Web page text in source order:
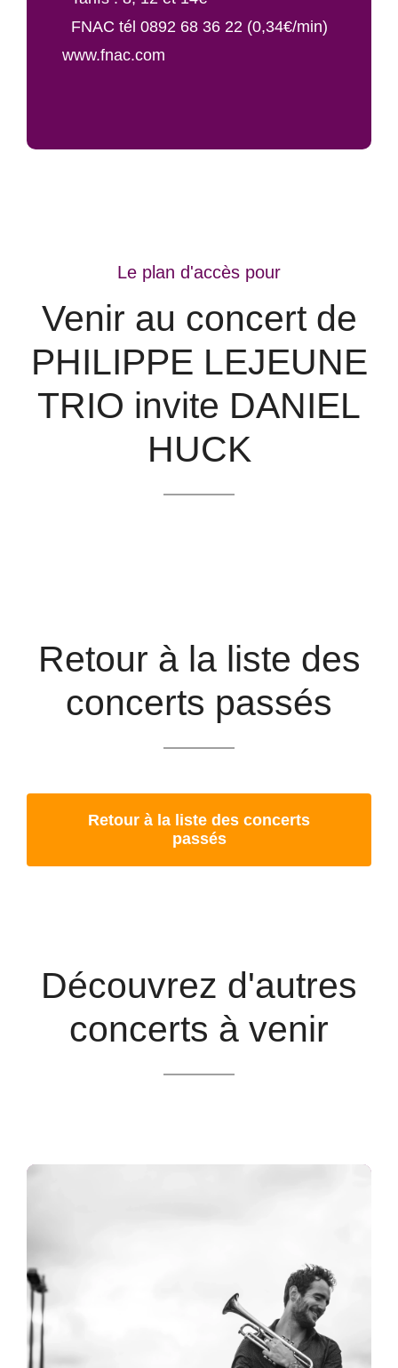
FNAC tél 0892 68 36 22 (0,34€/min)
www.fnac.com
Le plan d'accès pour
Venir au concert de
PHILIPPE LEJEUNE
TRIO invite DANIEL
HUCK
Retour à la liste des
concerts passés
Retour à la liste des concerts
passés
Découvrez d'autres
concerts à venir